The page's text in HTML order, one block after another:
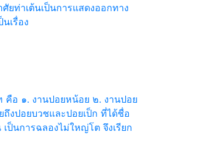
ยท่าเต้นเป็นการแสดงออกทาง
เรื่อง
คือ ๑. งานปอยหน้อย ๒. งานปอย
งปอยบวชและปอยเป็ก ที่ได้ชื่อ
ป็นการฉลองไม่ใหญ่โต จึงเรียก